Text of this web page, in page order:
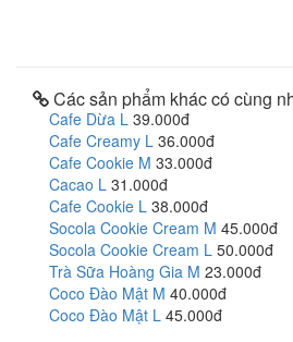
Các sản phẩm khác có cùng
Cafe Dừa L 39.000đ
Cafe Creamy L 36.000đ
Cafe Cookie M 33.000đ
Cacao L 31.000đ
Cafe Cookie L 38.000đ
Socola Cookie Cream M 45.000đ
Socola Cookie Cream L 50.000đ
Trà Sữa Hoàng Gia M 23.000đ
Coco Đào Mật M 40.000đ
Coco Đào Mật L 45.000đ